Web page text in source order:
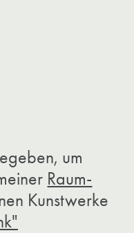
um
Raum-
Kunstwerke